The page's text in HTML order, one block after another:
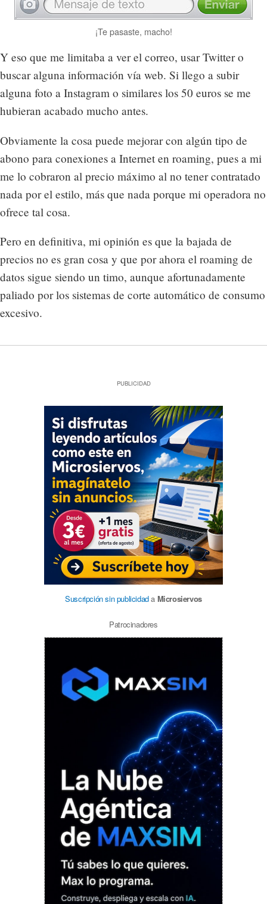
¡Te pasaste, macho!
Y eso que me limitaba a ver el correo, usar Twitter o
buscar alguna información vía web. Si llego a subir
alguna foto a Instagram o similares los 50 euros se me
hubieran acabado mucho antes.
Obviamente la cosa puede mejorar con algún tipo de
abono para conexiones a Internet en roaming, pues a mi
me lo cobraron al precio máximo al no tener contratado
nada por el estilo, más que nada porque mi operadora no
ofrece tal cosa.
Pero en definitiva, mi opinión es que la bajada de
precios no es gran cosa y que por ahora el roaming de
datos sigue siendo un timo, aunque afortunadamente
paliado por los sistemas de corte automático de consumo
excesivo.
PUBLICIDAD
Suscripción sin publicidada Microsiervos
Patrocinadores